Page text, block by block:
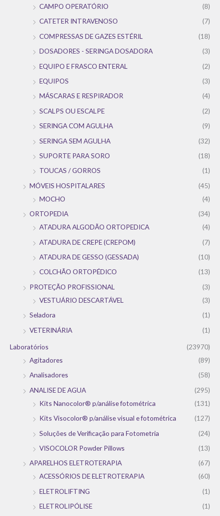
CAMPO OPERATÓRIO
(8)
CATETER INTRAVENOSO
(7)
COMPRESSAS DE GAZES ESTÉRIL
(18)
DOSADORES - SERINGA DOSADORA
(3)
EQUIPO E FRASCO ENTERAL
(2)
EQUIPOS
(3)
MÁSCARAS E RESPIRADOR
(4)
SCALPS OU ESCALPE
(2)
SERINGA COM AGULHA
(9)
SERINGA SEM AGULHA
(32)
SUPORTE PARA SORO
(18)
TOUCAS / GORROS
(1)
MÓVEIS HOSPITALARES
(45)
MOCHO
(4)
ORTOPEDIA
(34)
ATADURA ALGODÃO ORTOPEDICA
(4)
ATADURA DE CREPE (CREPOM)
(7)
ATADURA DE GESSO (GESSADA)
(10)
COLCHÃO ORTOPÉDICO
(13)
PROTEÇÃO PROFISSIONAL
(3)
VESTUÁRIO DESCARTÁVEL
(3)
Seladora
(1)
VETERINÁRIA
(1)
Laboratórios
(23970)
Agitadores
(89)
Analisadores
(58)
ANALISE DE AGUA
(295)
Kits Nanocolor® p/análise fotométrica
(131)
Kits Visocolor® p/análise visual e fotométrica
(127)
Soluções de Verificação para Fotometria
(24)
VISOCOLOR Powder Pillows
(13)
APARELHOS ELETROTERAPIA
(67)
ACESSÓRIOS DE ELETROTERAPIA
(60)
ELETROLIFTING
(1)
ELETROLIPÓLISE
(1)